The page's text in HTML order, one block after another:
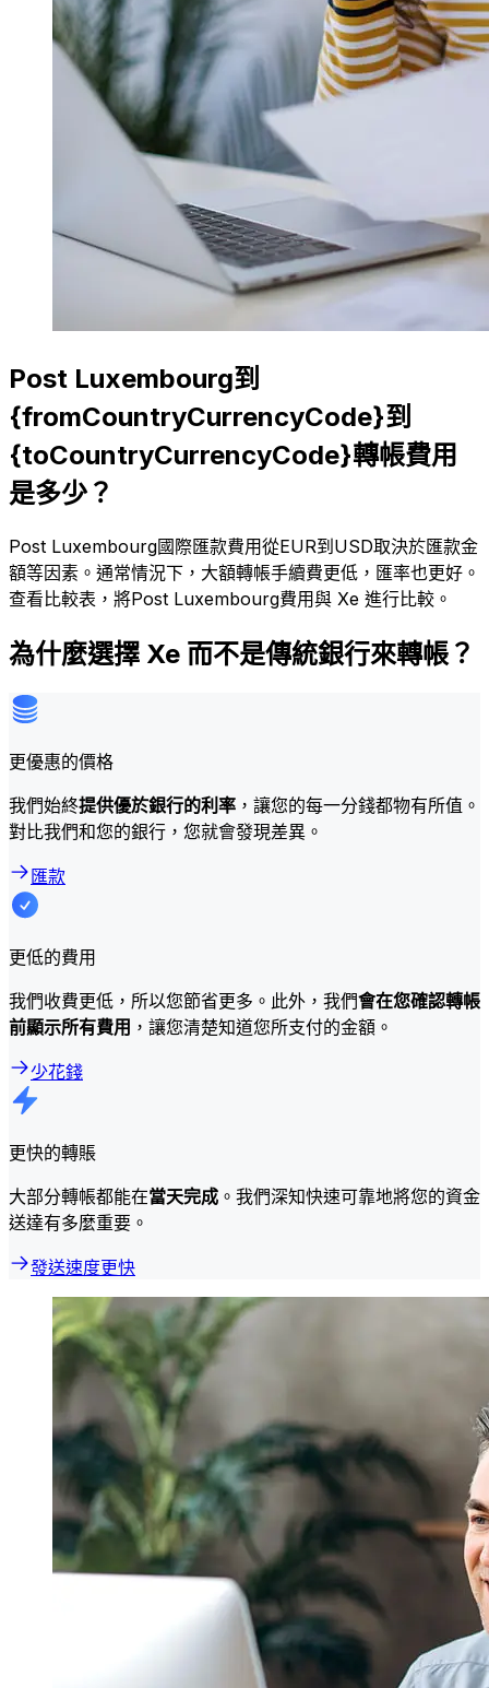
Post Luxembourg到
{fromCountryCurrencyCode}到
{toCountryCurrencyCode}轉帳費用
是多少？
Post Luxembourg國際匯款費用從EUR到USD取決於匯款金
額等因素。通常情況下，大額轉帳手續費更低，匯率也更好。
查看比較表，將Post Luxembourg費用與 Xe 進行比較。
為什麼選擇 Xe 而不是傳統銀行來轉帳？
更優惠的價格
我們始終提供優於銀行的利率 ，讓您的每一分錢都物有所值。
對比我們和您的銀行，您就會發現差異。
匯款
更低的費用
我們收費更低，所以您節省更多。此外，我們會在您確認轉帳
前顯示所有費用 ，讓您清楚知道您所支付的金額。
少花錢
更快的轉賬
大部分轉帳都能在當天完成 。我們深知快速可靠地將您的資金
送達有多麼重要。
發送速度更快